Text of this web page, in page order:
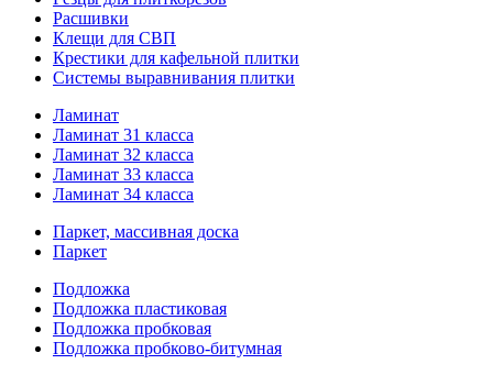
Расшивки
Клещи для СВП
Крестики для кафельной плитки
Системы выравнивания плитки
Ламинат
Ламинат 31 класса
Ламинат 32 класса
Ламинат 33 класса
Ламинат 34 класса
Паркет, массивная доска
Паркет
Подложка
Подложка пластиковая
Подложка пробковая
Подложка пробково-битумная